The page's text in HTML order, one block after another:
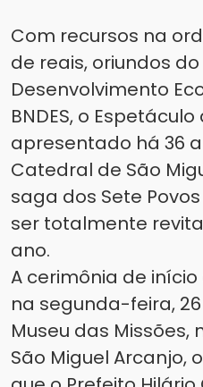
Com recursos na
de reais, oriundos
Desenvolvimento
BNDES, o Espetáculo
apresentado há 36
Catedral de São
saga dos Sete
ser totalmente
ano.
A cerimônia de
na segunda-feira,
Museu das Missões,
São Miguel Arcanjo,